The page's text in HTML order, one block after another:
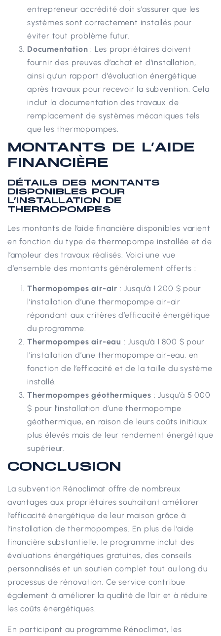
entrepreneur accrédité doit s’assurer que les
systèmes sont correctement installés pour
éviter tout problème futur.
Documentation : Les propriétaires doivent
fournir des preuves d’achat et d’installation,
ainsi qu’un rapport d’évaluation énergétique
après travaux pour recevoir la subvention. Cela
inclut la documentation des travaux de
remplacement de systèmes mécaniques tels
que les thermopompes.
MONTANTS DE L’AIDE
FINANCIÈRE
DÉTAILS DES MONTANTS
DISPONIBLES POUR
L’INSTALLATION DE
THERMOPOMPES
Les montants de l’aide financière disponibles varient
en fonction du type de thermopompe installée et de
l’ampleur des travaux réalisés. Voici une vue
d’ensemble des montants généralement offerts :
Thermopompes air-air : Jusqu’à 1 200 $ pour
l’installation d’une thermopompe air-air
répondant aux critères d’efficacité énergétique
du programme.
Thermopompes air-eau : Jusqu’à 1 800 $ pour
l’installation d’une thermopompe air-eau, en
fonction de l’efficacité et de la taille du système
installé.
Thermopompes géothermiques : Jusqu’à 5 000
$ pour l’installation d’une thermopompe
géothermique, en raison de leurs coûts initiaux
plus élevés mais de leur rendement énergétique
supérieur.
CONCLUSION
La subvention Rénoclimat offre de nombreux
avantages aux propriétaires souhaitant améliorer
l’efficacité énergétique de leur maison grâce à
l’installation de thermopompes. En plus de l’aide
financière substantielle, le programme inclut des
évaluations énergétiques gratuites, des conseils
personnalisés et un soutien complet tout au long du
processus de rénovation. Ce service contribue
également à améliorer la qualité de l’air et à réduire
les coûts énergétiques.
En participant au programme Rénoclimat, les